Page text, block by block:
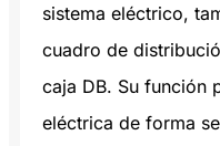
sistema eléctrico,
cuadro de
caja DB. Su función
eléctrica de forma